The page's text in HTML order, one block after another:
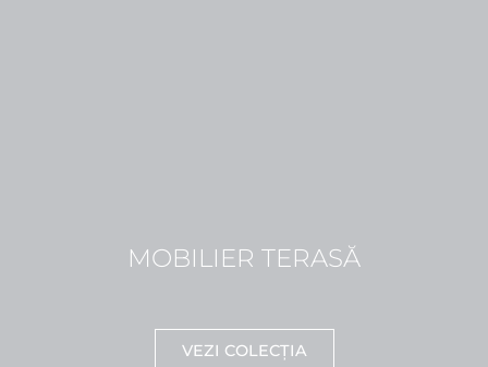
MOBILIER TERASĂ
VEZI COLECȚIA